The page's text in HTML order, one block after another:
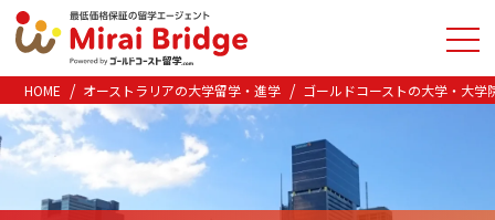
HOME オーストラリアの大学留学・進学 ゴールドコーストの大学・大学